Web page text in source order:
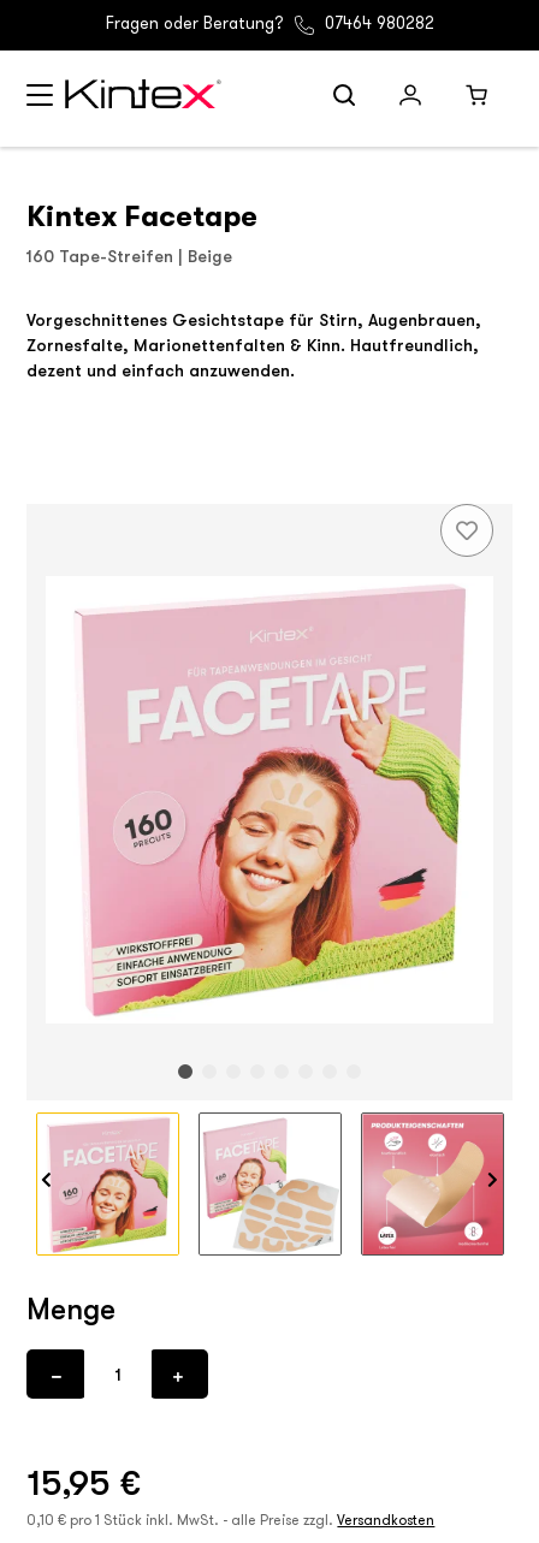
Fragen oder Beratung? 07464 980282
Kintex Facetape
160 Tape-Streifen | Beige
Vorgeschnittenes Gesichtstape für Stirn, Augenbrauen,
Zornesfalte, Marionettenfalten & Kinn. Hautfreundlich,
dezent und einfach anzuwenden.
Menge
15,95 €
0,10 € pro 1 Stück inkl. MwSt. - alle Preise zzgl.Versandkosten